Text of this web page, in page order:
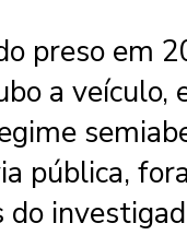
preso em
a veículo,
pública,
do